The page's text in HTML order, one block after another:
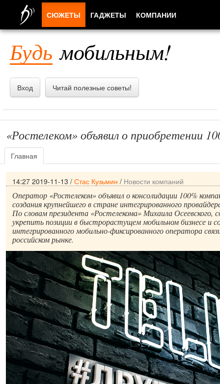
Будь мобильным!
Вход Читай полезные советы!
«Ростелеком» объявил о приобретении
Главная
14:27 2019-11-13 / Стас Кузьмин / Новости компаний
Оператор «Ростелеком» объявил о консолидации 100%
создания крупнейшего в стране интегрированного
По словам президента «Ростелекома» Михаила Осеевского,
укрепить позиции в быстрорастущем мобильном бизнесе и
интегрированного мобильно-фиксированного оператора
российском рынке.
СЮЖЕТЫ ГАДЖЕТЫ КОМПАНИИ
ПРИЛОЖЕНИЯ